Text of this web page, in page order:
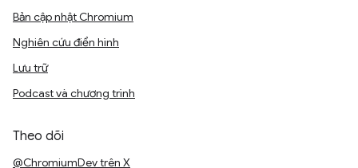
Bản cập nhật Chromium
Nghiên cứu điển hình
Lưu trữ
Podcast và chương trình
Theo dõi
@ChromiumDev trên X